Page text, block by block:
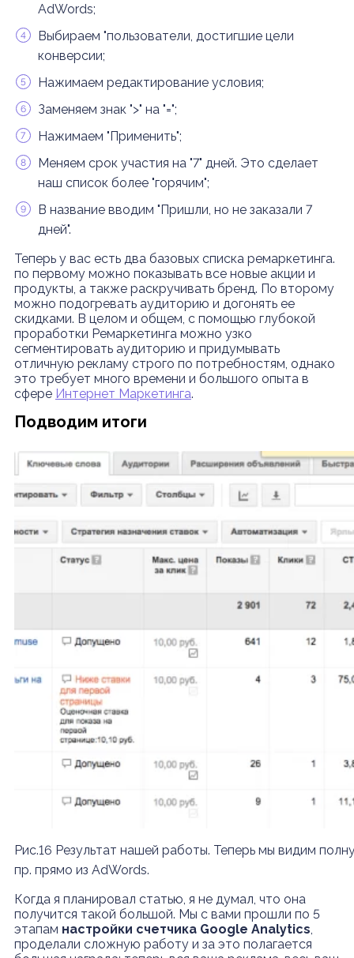
AdWords;
Выбираем "пользователи, достигшие цели
конверсии;
Нажимаем редактирование условия;
Заменяем знак ">" на "=";
Нажимаем "Применить";
Меняем срок участия на "7" дней. Это сделает
наш список более "горячим";
В название вводим "Пришли, но не заказали 7
дней".
Теперь у вас есть два базовых списка ремаркетинга.
по первому можно показывать все новые акции и
продукты, а также раскручивать бренд. По второму
можно подогревать аудиторию и догонять ее
скидками. В целом и общем, с помощью глубокой
проработки Ремаркетинга можно узко
сегментировать аудиторию и придумывать
отличную рекламу строго по потребностям, однако
это требует много времени и большого опыта в
сфере Интернет Маркетинга.
Подводим итоги
Рис.16 Результат нашей работы. Теперь мы видим
пр. прямо из AdWords.
Когда я планировал статью, я не думал, что она
получится такой большой. Мы с вами прошли по 5
этапам настройки счетчика Google Analytics
проделали сложную работу и за это полагается